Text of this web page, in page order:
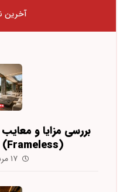
آخرین
بررسی مزایا و
(Frameless) | راهنمای کامل
۱۷ مرداد ۱۴۰۵